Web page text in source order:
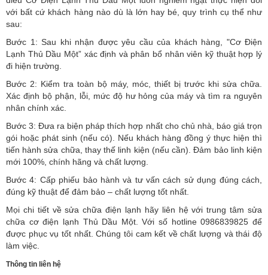
với bất cứ khách hàng nào dù là lớn hay bé, quy trình cụ thể như
sau:
Bước 1: Sau khi nhận được yêu cầu của khách hàng, "Cơ Điện
Lạnh Thủ Dầu Một” xác định và phân bổ nhân viên kỹ thuật hợp lý
đi hiện trường.
Bước 2: Kiểm tra toàn bộ máy, móc, thiết bị trước khi sửa chữa.
Xác định bộ phận, lỗi, mức độ hư hỏng của máy và tìm ra nguyên
nhân chính xác.
Bước 3: Đưa ra biện pháp thích hợp nhất cho chủ nhà, báo giá trọn
gói hoặc phát sinh (nếu có). Nếu khách hàng đồng ý thực hiện thì
tiến hành sửa chữa, thay thế linh kiện (nếu cần). Đảm bảo linh kiện
mới 100%, chính hãng và chất lượng.
Bước 4: Cấp phiếu bảo hành và tư vấn cách sử dụng đúng cách,
đúng kỹ thuật để đảm bảo – chất lượng tốt nhất.
Mọi chi tiết về sửa chữa điện lạnh hãy liên hệ với trung tâm sửa
chữa cơ điện lạnh Thủ Dầu Một. Với số hotline 0986839825 để
được phục vụ tốt nhất. Chúng tôi cam kết về chất lượng và thái độ
làm việc.
Thông tin liên hệ